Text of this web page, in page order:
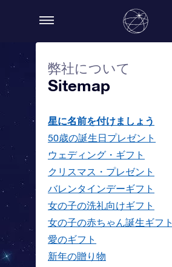
弊社について
Sitemap
星に名前を付けましょう
50歳の誕生日プレゼント
ウェディング・ギフト
クリスマス・プレゼント
バレンタインデーギフト
女の子の洗礼向けギフト
女の子の赤ちゃん誕生ギフト
愛のギフト
新年の贈り物